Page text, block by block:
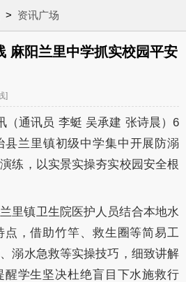
> 资讯广场
麻阳兰里中学抓实校园平安
]
（通讯员 李蜓 吴承建 张诗晨）6
县兰里镇初级中学集中开展防溺
练，以实景实操夯实校园安全根
里镇卫生院医护人员结合本地水
，借助竹竿、救生圈等简易工
溺水急救等实操技巧，细致讲解
醒学生坚决杜绝盲目下水施救行